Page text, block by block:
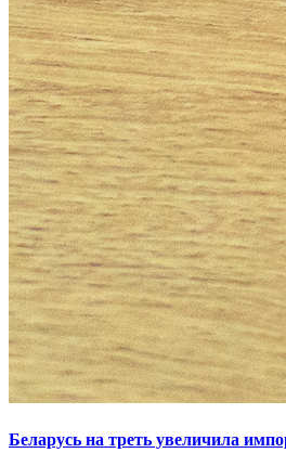
Беларусь на треть увеличила